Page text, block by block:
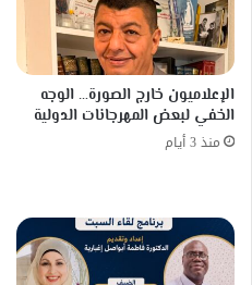
الإعلاميون خارج الصورة… الوجه
الخفي لبعض المهرجانات الدولية
منذ 3 أيام